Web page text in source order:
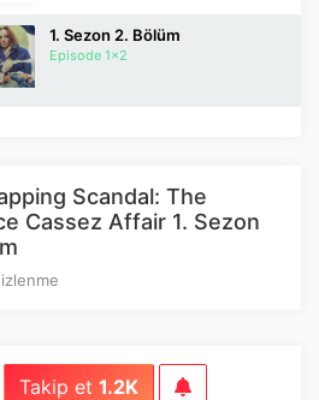
1. Sezon 2. Bölüm
Episode 1x2
Scandal: The
Cassez Affair 1. Sezon
Takip et 1.2K